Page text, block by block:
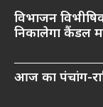
विभाजन
निकालेगा कैंडल
आज का पंचांग-